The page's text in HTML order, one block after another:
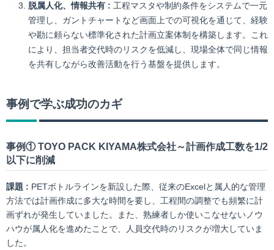
脱属人化、情報共有 : 工程マスタや制約条件をシステムで一元
管理し、ガントチャートなど画面上での可視化を通じて、経験
や勘に頼らない標準化された計画立案体制を構築します。これ
により、担当者交代時のリスクを低減し、現場全体で同じ情報
を共有しながら改善活動を行う基盤を提供します。
事例で学ぶ成功のカギ
事例① TOYO PACK KIYAMA株式会社～計画作成工数を1/2
以下に削減
課題 : PETボトルラインを新設した際、従来のExcelと属人的な管理
方法では計画作成に多大な時間を要し、工程間の調整でも頻繁に計
画ずれが発生していました。また、熟練者しか使いこなせないノウ
ハウが属人化を進めたことで、人員交代時のリスクが増大していま
した。